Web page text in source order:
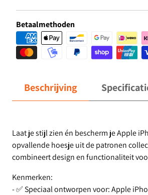
Betaalmethoden
Beschrijving
Laat je stijl zien én bescherm je Apple
opvallende hoesje uit de patronen
combineert design en functionaliteit
Kenmerken:
- ✅ Speciaal ontworpen voor: Apple